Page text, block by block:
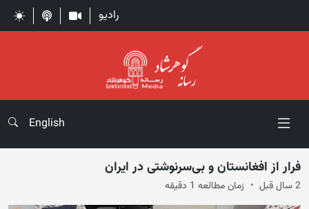
رادیو
English
فرار از افغانستان و بی‌سرنوشتی در ایران
2 سال قبل زمان مطالعه 1 دقیقه